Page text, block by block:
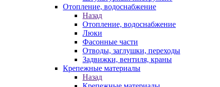
Отопление, водоснабжение
Назад
Отопление, водоснабжение
Люки
Фасонные части
Отводы, заглушки, переходы
Задвижки, вентиля, краны
Крепежные материалы
Назад